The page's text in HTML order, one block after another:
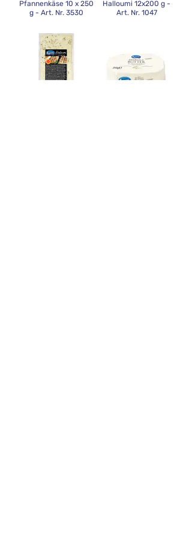
Pfannenkäse 10 x 250
g - Art. Nr. 3530
Halloumi 12x200 g -
Art. Nr. 1047